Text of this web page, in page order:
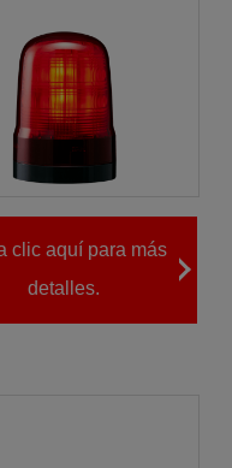
clic aquí para más
detalles.